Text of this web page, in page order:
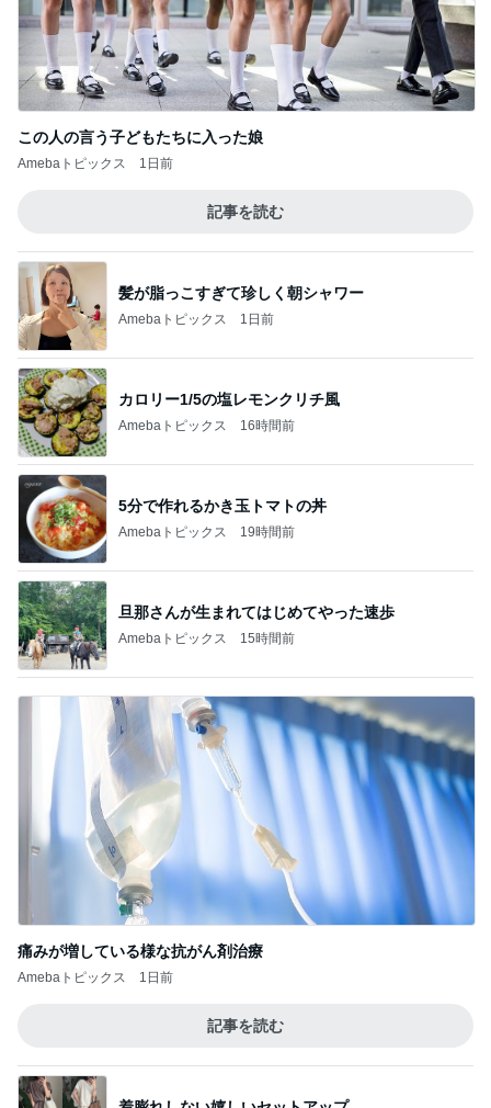
この人の言う子どもたちに入った娘
Amebaトピックス 1日前
記事を読む
髪が脂っこすぎて珍しく朝シャワー
Amebaトピックス 1日前
カロリー1/5の塩レモンクリチ風
Amebaトピックス 16時間前
5分で作れるかき玉トマトの丼
Amebaトピックス 19時間前
旦那さんが生まれてはじめてやった速歩
Amebaトピックス 15時間前
痛みが増している様な抗がん剤治療
Amebaトピックス 1日前
記事を読む